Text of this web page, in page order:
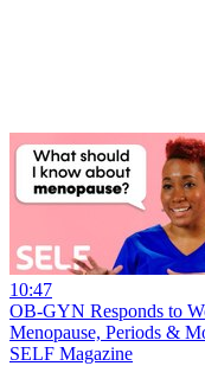
10:47
OB-GYN Responds to
Menopause, Periods &
SELF Magazine